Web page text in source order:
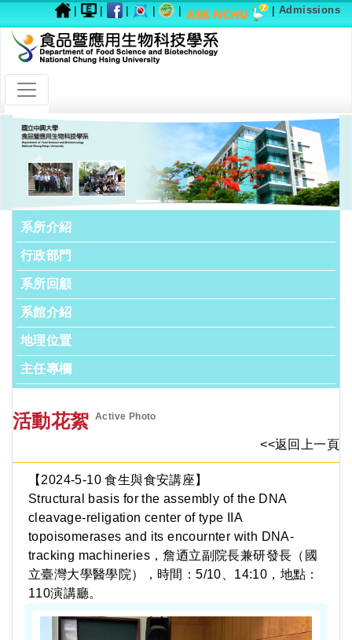
| | | | | | Admissions
Previous Next
系所介紹
行政部門
系所回顧
系館介紹
地理位置
主任專欄
活動花絮 Active Photo
<<返回上一頁
【2024-5-10 食生與食安講座】
Structural basis for the assembly of the DNA
cleavage-religation center of type IIA
topoisomerases and its encournter with DNA-
tracking machineries，詹迺立副院長兼研發長（國
立臺灣大學醫學院），時間：5/10、14:10，地點：
110演講廳。